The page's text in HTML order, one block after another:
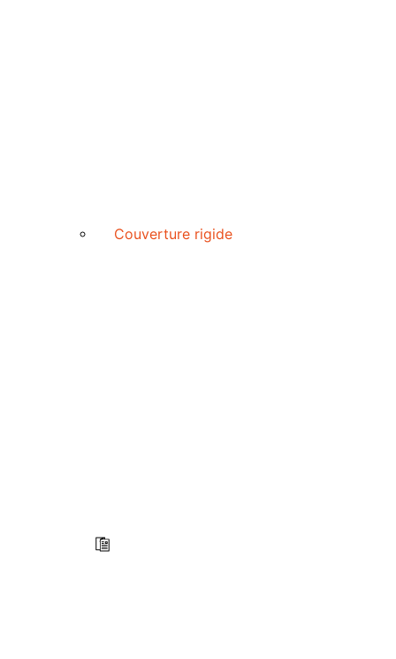
Couverture rigide